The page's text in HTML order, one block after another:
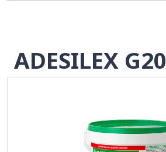
ADESILEX G20